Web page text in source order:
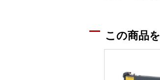
この商品